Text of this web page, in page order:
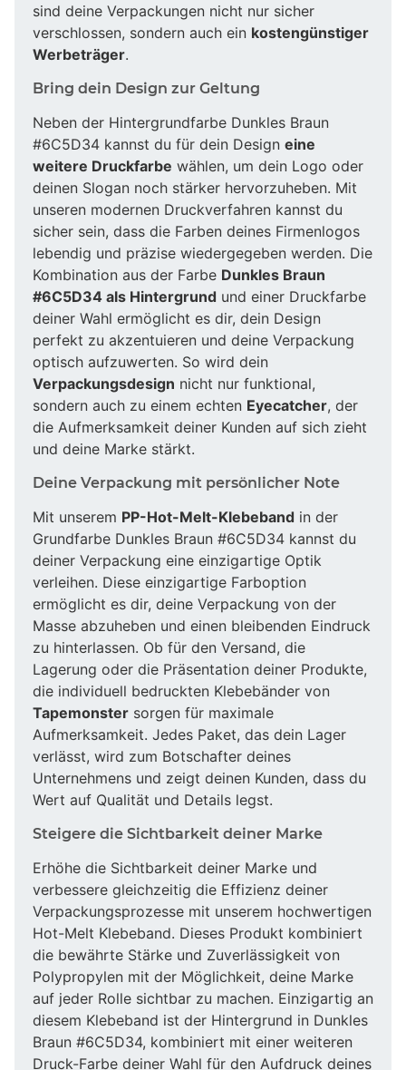
sind deine Verpackungen nicht nur sicher
verschlossen, sondern auch ein kostengünstiger
Werbeträger.
Bring dein Design zur Geltung
Neben der Hintergrundfarbe Dunkles Braun
#6C5D34 kannst du für dein Design eine
weitere Druckfarbe wählen, um dein Logo oder
deinen Slogan noch stärker hervorzuheben. Mit
unseren modernen Druckverfahren kannst du
sicher sein, dass die Farben deines Firmenlogos
lebendig und präzise wiedergegeben werden. Die
Kombination aus der Farbe Dunkles Braun
#6C5D34 als Hintergrund und einer Druckfarbe
deiner Wahl ermöglicht es dir, dein Design
perfekt zu akzentuieren und deine Verpackung
optisch aufzuwerten. So wird dein
Verpackungsdesign nicht nur funktional,
sondern auch zu einem echten Eyecatcher, der
die Aufmerksamkeit deiner Kunden auf sich zieht
und deine Marke stärkt.
Deine Verpackung mit persönlicher Note
Mit unserem PP-Hot-Melt-Klebeband in der
Grundfarbe Dunkles Braun #6C5D34 kannst du
deiner Verpackung eine einzigartige Optik
verleihen. Diese einzigartige Farboption
ermöglicht es dir, deine Verpackung von der
Masse abzuheben und einen bleibenden Eindruck
zu hinterlassen. Ob für den Versand, die
Lagerung oder die Präsentation deiner Produkte,
die individuell bedruckten Klebebänder von
Tapemonster sorgen für maximale
Aufmerksamkeit. Jedes Paket, das dein Lager
verlässt, wird zum Botschafter deines
Unternehmens und zeigt deinen Kunden, dass du
Wert auf Qualität und Details legst.
Steigere die Sichtbarkeit deiner Marke
Erhöhe die Sichtbarkeit deiner Marke und
verbessere gleichzeitig die Effizienz deiner
Verpackungsprozesse mit unserem hochwertigen
Hot-Melt Klebeband. Dieses Produkt kombiniert
die bewährte Stärke und Zuverlässigkeit von
Polypropylen mit der Möglichkeit, deine Marke
auf jeder Rolle sichtbar zu machen. Einzigartig an
diesem Klebeband ist der Hintergrund in Dunkles
Braun #6C5D34, kombiniert mit einer weiteren
Druck-Farbe deiner Wahl für den Aufdruck deines